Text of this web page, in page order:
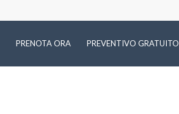
PRENOTA ORA PREVENTIVO GRATUITO